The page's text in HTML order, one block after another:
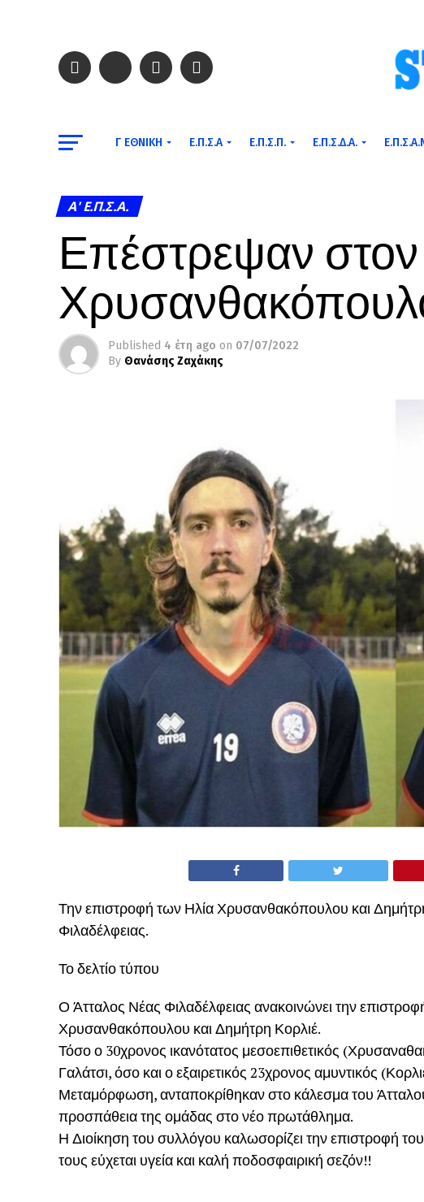
Γ ΕΘΝΙΚΉ Ε.Π.Σ.Α Ε.Π.Σ.Π. Ε.Π.Σ.Δ.Α.
A' Ε.Π.Σ.Α.
Επέστρεψαν
Published 4 έτη ago on 07/07/2022
By Θανάσης Ζαχάκης
Την επιστροφή των Ηλία Χρυσανθακόπουλου και
Φιλαδέλφειας.
Το δελτίο τύπου
Ο Άτταλος Νέας Φιλαδέλφειας ανακοινώνει την
Χρυσανθακόπουλου και Δημήτρη Κορλιέ.
Τόσο ο 30χρονος ικανότατος μεσοεπιθετικός
Γαλάτσι, όσο και ο εξαιρετικός 23χρονος αμυντικός
Μεταμόρφωση, ανταποκρίθηκαν στο κάλεσμα του
προσπάθεια της ομάδας στο νέο πρωτάθλημα.
Η Διοίκηση του συλλόγου καλωσορίζει την επιστροφή
τους εύχεται υγεία και καλή ποδοσφαιρική σεζόν!!